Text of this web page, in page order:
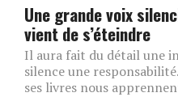
Une grande voix
vient de s’éteindre
Il aura fait du détail une
silence une
ses livres nous